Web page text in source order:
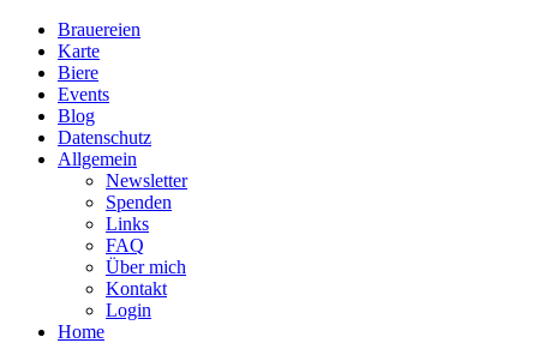
Brauereien
Karte
Biere
Events
Blog
Datenschutz
Allgemein
Newsletter
Spenden
Links
FAQ
Über mich
Kontakt
Login
Home